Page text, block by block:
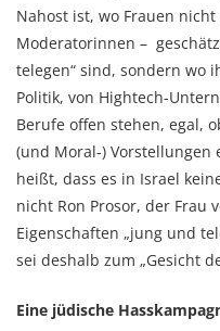
Nahost ist, wo Frauen nicht
Moderatorinnen –
telegen“ sind, sondern wo
Politik, von Hightech-
Berufe offen stehen, egal,
(und Moral-)
heißt, dass es in Israel
nicht Ron Prosor, der Frau
Eigenschaften „jung und
sei deshalb zum „Gesicht
Eine jüdische